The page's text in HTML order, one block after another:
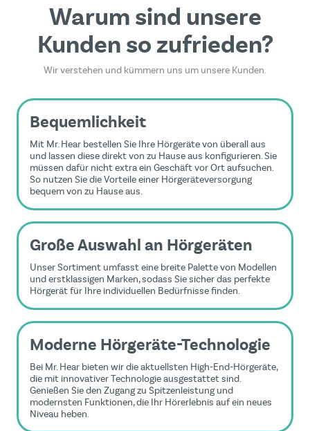
Warum sind unsere
Kunden so zufrieden?
Wir verstehen und kümmern uns um unsere Kunden.
Bequemlichkeit
Mit Mr. Hear bestellen Sie Ihre Hörgeräte von überall aus
und lassen diese direkt von zu Hause aus konfigurieren. Sie
müssen dafür nicht extra ein Geschäft vor Ort aufsuchen.
So nutzen Sie die Vorteile einer Hörgeräteversorgung
bequem von zu Hause aus.
Große Auswahl an Hörgeräten
Unser Sortiment umfasst eine breite Palette von Modellen
und erstklassigen Marken, sodass Sie sicher das perfekte
Hörgerät für Ihre individuellen Bedürfnisse finden.
Moderne Hörgeräte-Technologie
Bei Mr. Hear bieten wir die aktuellsten High-End-Hörgeräte,
die mit innovativer Technologie ausgestattet sind.
Genießen Sie den Zugang zu Spitzenleistung und
modernsten Funktionen, die Ihr Hörerlebnis auf ein neues
Niveau heben.